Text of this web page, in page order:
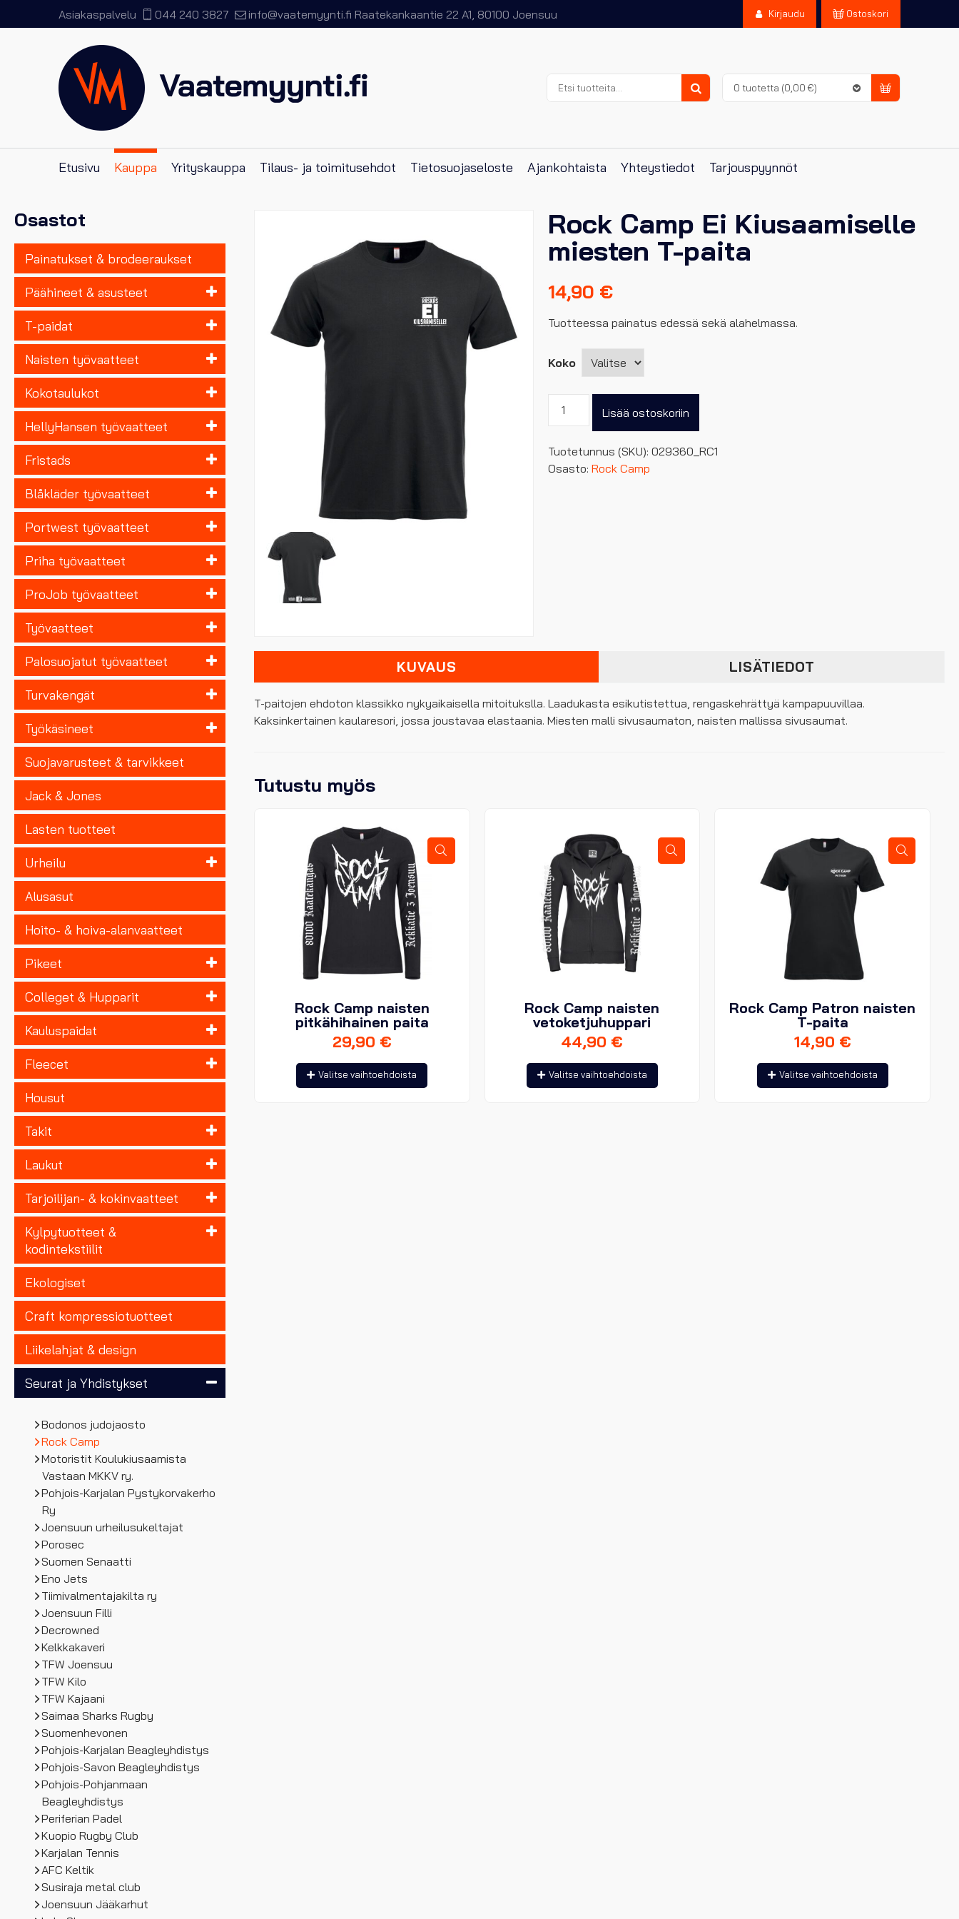
Asiakaspalvelu 044 240 3827 info@vaatemyynti.fi Raatekankaantie 22 A1, 80100 Joensuu Kirjaudu Ostoskori
0 tuotetta (0,00 €)
Etsi:
Etusivu Kauppa Yrityskauppa Tilaus- ja toimitusehdot Tietosuojaseloste Ajankohtaista Yhteystiedot Tarjouspyynnöt
Osastot
Painatukset & brodeeraukset
Päähineet & asusteet
T-paidat
Naisten työvaatteet
Kokotaulukot
HellyHansen työvaatteet
Fristads
Blåkläder työvaatteet
Portwest työvaatteet
Priha työvaatteet
ProJob työvaatteet
Työvaatteet
Palosuojatut työvaatteet
Turvakengät
Työkäsineet
Suojavarusteet & tarvikkeet
Jack & Jones
Lasten tuotteet
Urheilu
Alusasut
Hoito- & hoiva-alanvaatteet
Pikeet
Colleget & Hupparit
Kauluspaidat
Fleecet
Housut
Takit
Laukut
Tarjoilijan- & kokinvaatteet
Kylpytuotteet &
kodintekstiilit
Ekologiset
Craft kompressiotuotteet
Liikelahjat & design
Seurat ja Yhdistykset
Bodonos judojaosto
Rock Camp
Motoristit Koulukiusaamista
Vastaan MKKV ry.
Pohjois-Karjalan Pystykorvakerho
Ry
Joensuun urheilusukeltajat
Porosec
Suomen Senaatti
Eno Jets
Tiimivalmentajakilta ry
Joensuun Filli
Decrowned
Kelkkakaveri
TFW Joensuu
TFW Kilo
TFW Kajaani
Saimaa Sharks Rugby
Suomenhevonen
Pohjois-Karjalan Beagleyhdistys
Pohjois-Savon Beagleyhdistys
Pohjois-Pohjanmaan
Beagleyhdistys
Periferian Padel
Kuopio Rugby Club
Karjalan Tennis
AFC Keltik
Susiraja metal club
Joensuun Jääkarhut
Rock Camp Ei Kiusaamiselle
miesten T-paita
14,90 €
Tuotteessa painatus edessä sekä alahelmassa.
Koko
Kiusaamiselle
miesten
Lisää ostoskoriin
Tuotetunnus (SKU): 029360_RC1
Osasto: Rock Camp
KUVAUS LISÄTIEDOT
T-paitojen ehdoton klassikko nykyaikaisella mitoitukslla. Laadukasta esikutistettua, rengaskehrättyä kampapuuvillaa.
Kaksinkertainen kaularesori, jossa joustavaa elastaania. Miesten malli sivusaumaton, naisten mallissa sivusaumat.
Tutustu myös
Rock Camp naisten
pitkähihainen paita
29,90 €
Valitse vaihtoehdoista
tuotteella
Rock Camp naisten
vetoketjuhuppari
44,90 €
Valitse vaihtoehdoista
tuotteella
Rock Camp Patron naisten
T-paita
14,90 €
Valitse vaihtoehdoista
tuotteella